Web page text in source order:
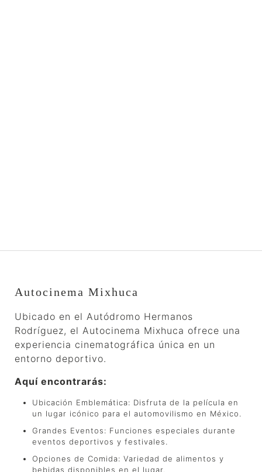
Autocinema Mixhuca
Ubicado en el Autódromo Hermanos
Rodríguez, el Autocinema Mixhuca ofrece una
experiencia cinematográfica única en un
entorno deportivo.
Aquí encontrarás:
Ubicación Emblemática: Disfruta de la película en
un lugar icónico para el automovilismo en México.
Grandes Eventos: Funciones especiales durante
eventos deportivos y festivales.
Opciones de Comida: Variedad de alimentos y
bebidas disponibles en el lugar.